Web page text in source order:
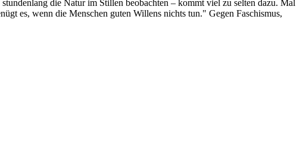
die Natur im Stillen beobachten – kommt viel zu selten dazu. Mal
es, wenn die Menschen guten Willens nichts tun." Gegen Faschismus,